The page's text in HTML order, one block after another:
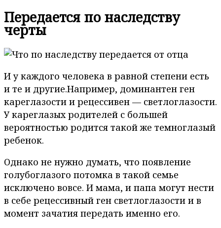
Передается по наследству
черты
И у каждого человека в равной степени есть
и те и другие.Например, доминантен ген
кареглазости и рецессивен — светлоглазости.
У кареглазых родителей с большей
вероятностью родится такой же темноглазый
ребенок.
Однако не нужно думать, что появление
голубоглазого потомка в такой семье
исключено вовсе. И мама, и папа могут нести
в себе рецессивный ген светлоглазости и в
момент зачатия передать именно его.